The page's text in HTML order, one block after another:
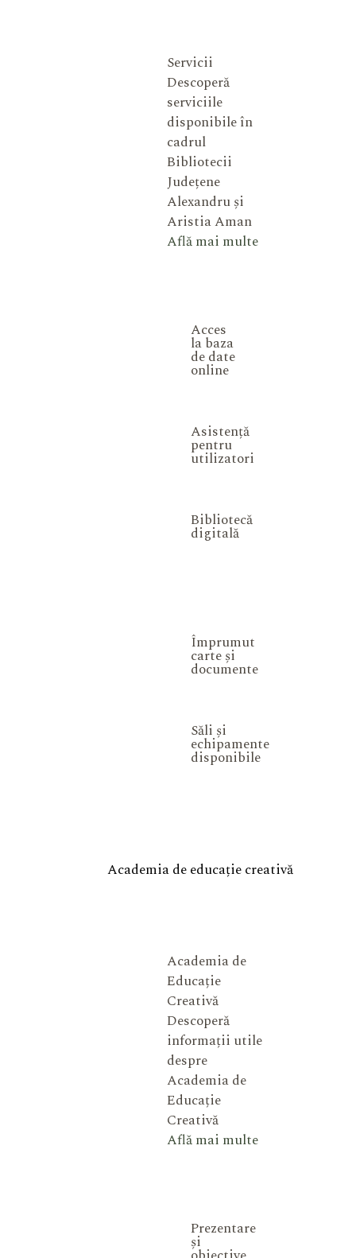
Servicii
Descoperă
serviciile
disponibile în
cadrul
Bibliotecii
Județene
Alexandru și
Aristia Aman
Află mai multe
Acces
la baza
de date
online
Asistență
pentru
utilizatori
Bibliotecă
digitală
Împrumut
carte și
documente
Săli și
echipamente
disponibile
Academia de educație creativă
Academia de
Educație
Creativă
Descoperă
informații utile
despre
Academia de
Educație
Creativă
Află mai multe
Prezentare
și